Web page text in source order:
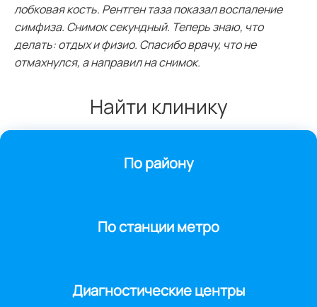
лобковая кость. Рентген таза показал воспаление
симфиза. Снимок секундный. Теперь знаю, что
делать: отдых и физио. Спасибо врачу, что не
отмахнулся, а направил на снимок.
Найти клинику
По району
По станции метро
Диагностические центры